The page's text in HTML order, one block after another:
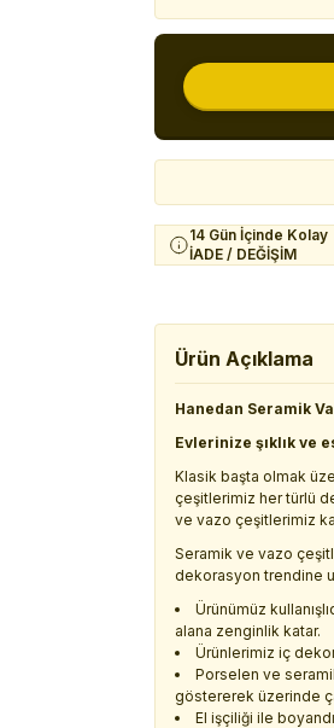
14 Gün İçinde Kolay
İADE / DEĞİŞİM
Ürün Açıklama
Hanedan Seramik
Evlerinize şıklık ve
Klasik başta olmak
çeşitlerimiz her türlü
ve vazo çeşitlerimiz
Seramik ve vazo
dekorasyon trendine
Ürünümüz
alana zenginlik katar.
Ürünlerimiz iç
Porselen ve
göstererek üzerinde
El işçiliği ile